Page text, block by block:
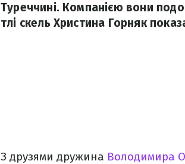
Туреччині. Компанією вони
тлі скель Христина Горняк
З друзями дружина Володимира